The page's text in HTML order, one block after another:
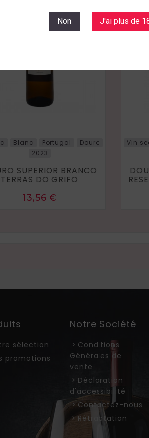
Non J'ai plus de
Blanc Portugal
Douro
2023
SUPERIOR BRANCO
TERRAS DO GRIFO
Prix
13,56 €
Vin
sélection
promotions
Notre Société
Conditions
Générales de
vente
Déclaration
d'accessibilité
Contactez-nous
Rétractation